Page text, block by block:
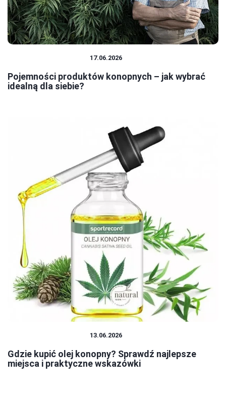
17.06.2026
Pojemności produktów konopnych – jak wybrać
idealną dla siebie?
13.06.2026
Gdzie kupić olej konopny? Sprawdź najlepsze
miejsca i praktyczne wskazówki